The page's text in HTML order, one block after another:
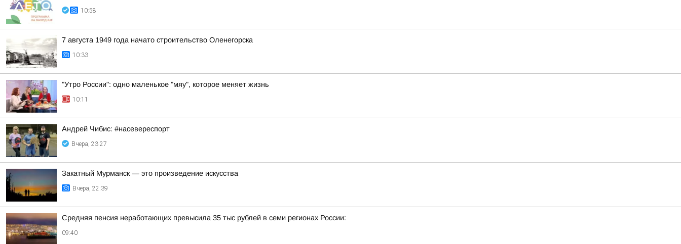
10:58
7 августа 1949 года начато строительство Оленегорска
10:33
"Утро России": одно маленькое "мяу", которое меняет жизнь
10:11
Андрей Чибис: #насевереспорт
Вчера, 23:27
Закатный Мурманск — это произведение искусства
Вчера, 22:39
Средняя пенсия неработающих превысила 35 тыс рублей в семи регионах России:
09:40